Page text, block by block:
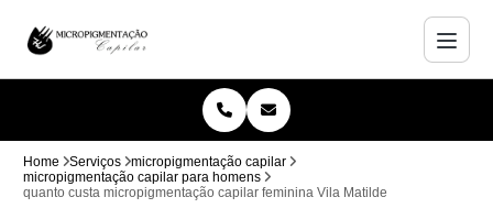
Home Serviços
micropigmentação capilar
micropigmentação capilar para homens
quanto custa micropigmentação capilar feminina Vila Matilde